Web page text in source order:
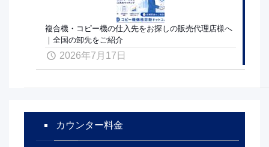
複合機・コピー機の仕入先をお探しの販売代理店様へ
｜全国の卸先をご紹介
2026年7月17日
カウンター料金